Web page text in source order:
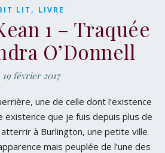
LIT , LIVRE
1 – Traquée
O’Donnell
19 février 2017
une de celle dont l’existence
existence que je fuis depuis plus de
atterrir à Burlington, une petite ville
mais peuplée de l’une des